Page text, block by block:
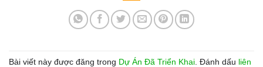
Bài viết này được đăng trong Dự Án Đã Triển Khai . Đánh dấu liên